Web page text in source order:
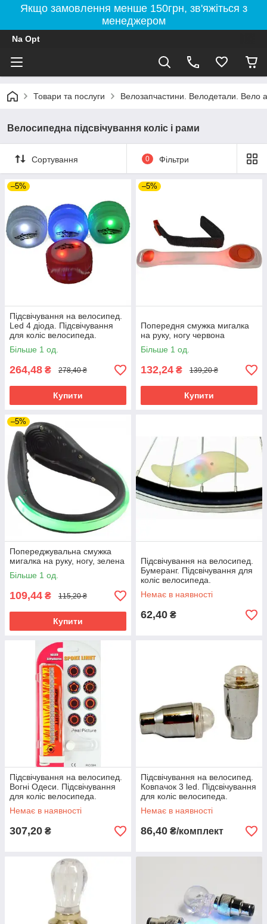
Якщо замовлення менше 150грн, зв'яжіться з
менеджером
Na Opt
Товари та послуги Велозапчастини. Велодетали. Вело
Велосипедна підсвічування коліс і рами
Сортування 0 Фільтри
–5%
Підсвічування на велосипед.
Led 4 діода. Підсвічування
для коліс велосипеда.
Підсвічування для
велосипеда.
Більше 1 од.
264,48 ₴ 278,40 ₴
Купити
–5%
Попередня смужка мигалка
на руку, ногу червона
Більше 1 од.
132,24 ₴ 139,20 ₴
Купити
–5%
Попереджувальна смужка
мигалка на руку, ногу, зелена
Більше 1 од.
109,44 ₴ 115,20 ₴
Купити
Підсвічування на велосипед.
Бумеранг. Підсвічування для
коліс велосипеда.
Підсвічування для
велосипеда.
Немає в наявності
62,40 ₴
Підсвічування на велосипед.
Вогні Одеси. Підсвічування
для коліс велосипеда.
Підсвічування для
велосипеда.
Немає в наявності
307,20 ₴
Підсвічування на велосипед.
Ковпачок 3 led. Підсвічування
для коліс велосипеда.
Підсвічування для
велосипеда.
Немає в наявності
86,40 ₴/комплект